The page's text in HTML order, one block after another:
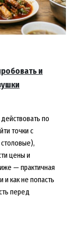
и
по
точки с
цены и
— практичная
и как не попасть
перед